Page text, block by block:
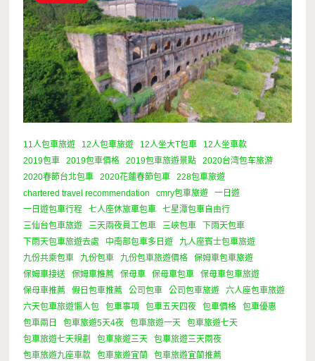
11人包車旅遊 12人包車旅遊 12人坐大T包車
12人坐車款
2019包車
2019包車價格 2019包車旅遊景點
2020台湾包车旅游
2020春節台北包車
2020花蓮春節包車
228包車旅遊
chartered travel recommendation
cmry包車旅遊
一日遊
一日遊包車行程
七人座休旅車包車
七星潭包車自由行
三仙台包車旅遊
三天兩夜員工包車 三峽包車
下雨天包車
下雨天包車旅遊去處
中南部包車多日遊
九人座賓士包車旅遊
九份共乘包車
九份包車 九份包車旅遊價格
保姆車包車旅遊
保姆車接送
保姆車推薦 保母車 保母車包車
保母車包車旅遊
保母車推薦
假日包車推薦 公司包車 公司包車旅遊
六人座包車旅遊
六天包車旅遊懶人包
包車事項 包車五天四夜 包車價格
包車優惠
包車兩日
包車旅遊5天4夜 包車旅遊一天
包車旅遊七天
包車旅遊七天規劃
包車旅遊三天
包車旅遊三天兩夜
包車旅遊九座車款
包車旅遊宜蘭
包車旅遊宜蘭推薦